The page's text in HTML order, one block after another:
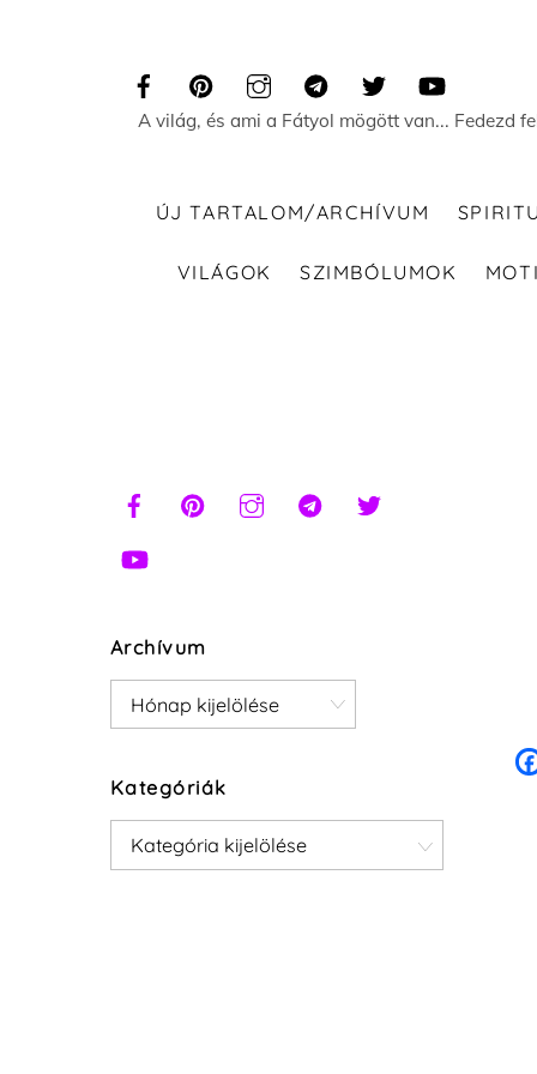
A világ, és ami a Fátyol mögött van... Fedezd
ÚJ TARTALOM/ARCHÍVUM
VILÁGOK SZIMBÓLUMOK
Archívum
Archívum
Kategóriák
Kategóriák